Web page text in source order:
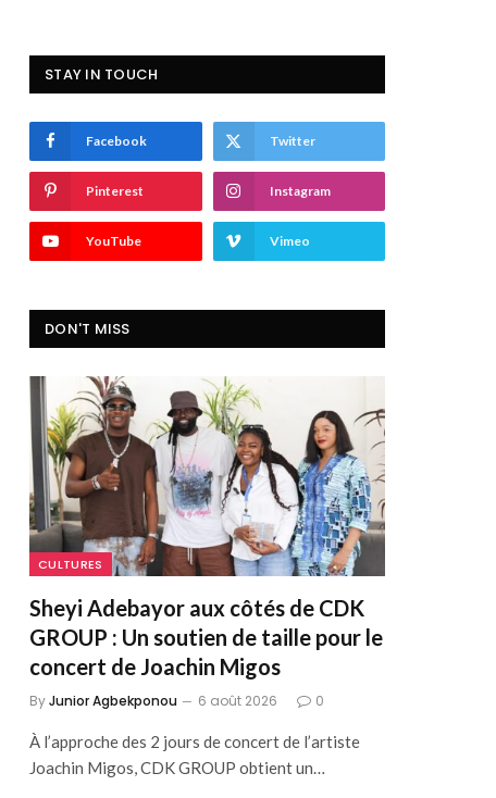
STAY IN TOUCH
Facebook Twitter
Pinterest Instagram
YouTube Vimeo
DON'T MISS
CULTURES
Sheyi Adebayor aux côtés de CDK
GROUP : Un soutien de taille pour le
concert de Joachin Migos
ByJunior Agbekponou 6 août 2026 0
À l’approche des 2 jours de concert de l’artiste
Joachin Migos, CDK GROUP obtient un…